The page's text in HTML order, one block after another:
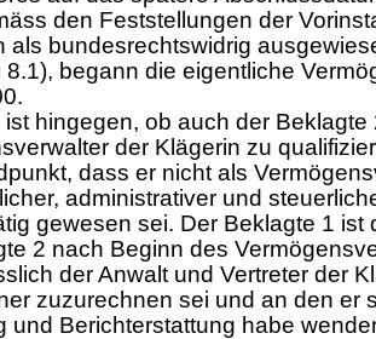
den Feststellungen der
als bundesrechtswidrig
8.1), begann die eigentliche
ist hingegen, ob auch der Beklagte
der Klägerin zu
dass er nicht als
administrativer und
gewesen sei. Der Beklagte 1 ist
2 nach Beginn des
der Anwalt und Vertreter der
zuzurechnen sei und an den er
und Berichterstattung habe